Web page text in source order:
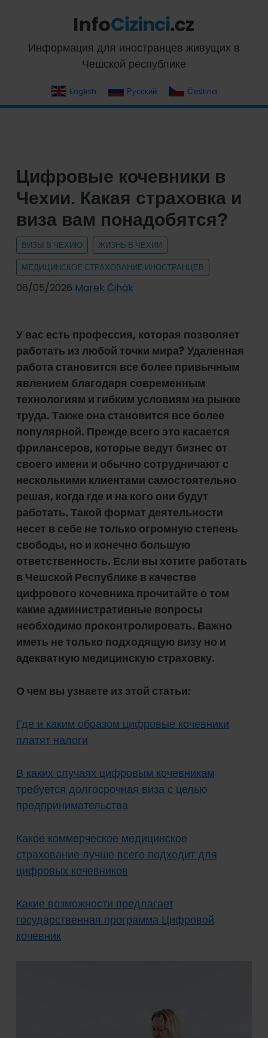
primary
navigation
content
primary
sidebar
footerInfoCizinci.cz
Информация для иностранцев живущих в
Чешской республике
English Русский Čeština
Цифровые кочевники в
Чехии. Какая страховка и
виза вам понадобятся?
ВИЗЫ В ЧЕХИЮ
ЖИЗНЬ В ЧЕХИИ
МЕДИЦИНСКОЕ СТРАХОВАНИЕ ИНОСТРАНЦЕВ
06/05/2026 Marek Čihák
У вас есть профессия, которая позволяет
работать из любой точки мира? Удаленная
работа становится все более привычным
явлением благодаря современным
технологиям и гибким условиям на рынке
труда. Также она становится все более
популярной. Прежде всего это касается
фрилансеров, которые ведут бизнес от
своего имени и обычно сотрудничают с
несколькими клиентами самостоятельно
решая, когда где и на кого они будут
работать. Такой формат деятельности
несет в себе не только огромную степень
свободы, но и конечно большую
ответственность. Если вы хотите работать
в Чешской Республике в качестве
цифрового кочевника прочитайте о том
какие административные вопросы
необходимо проконтролировать. Важно
иметь не только подходящую визу но и
адекватную медицинскую страховку.
О чем вы узнаете из этой статьи:
Где и каким образом цифровые кочевники
платят налоги
В каких случаях цифровым кочевникам
требуется долгосрочная виза с целью
предпринимательства
Какое коммерческое медицинское
страхование лучше всего подходит для
цифровых кочевников
Какие возможности предлагает
государственная программа Цифровой
кочевник